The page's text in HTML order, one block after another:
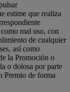
estime que realiza
mal uso, con
de cualquier
así como
la Promoción o
o dolosa por parte
Premio de forma